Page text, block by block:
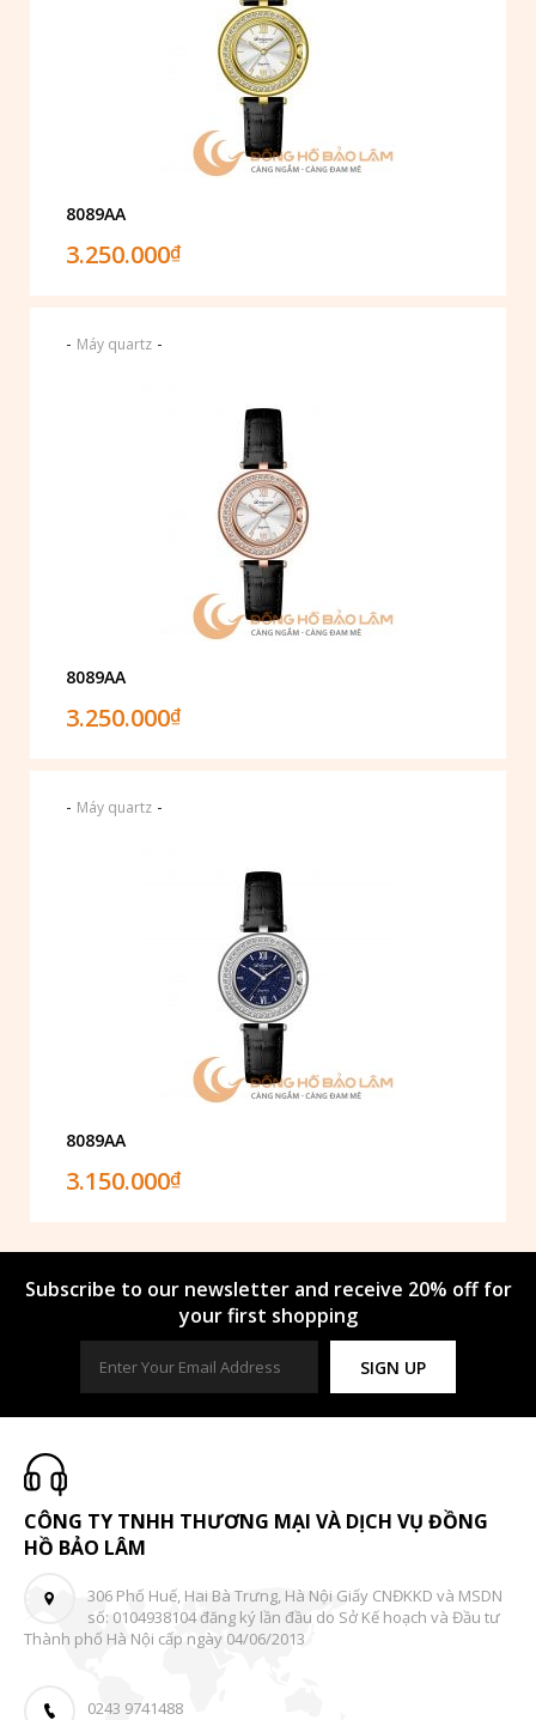
8089AA
3.250.000₫
- Máy quartz -
8089AA
3.250.000₫
- Máy quartz -
8089AA
3.150.000₫
Subscribe to our newsletter and receive 20% off for
your first shopping
SIGN UP
CÔNG TY TNHH THƯƠNG MẠI VÀ DỊCH VỤ ĐỒNG
HỒ BẢO LÂM
306 Phố Huế, Hai Bà Trưng, Hà Nội Giấy CNĐKKD và MSDN
số: 0104938104 đăng ký lần đầu do Sở Kế hoạch và Đầu tư
Thành phố Hà Nội cấp ngày 04/06/2013
0243 9741488